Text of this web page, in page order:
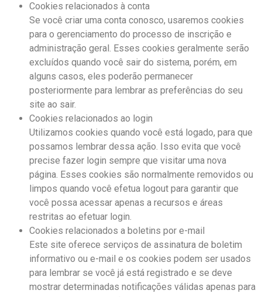
Cookies relacionados à conta
Se você criar uma conta conosco, usaremos cookies
para o gerenciamento do processo de inscrição e
administração geral. Esses cookies geralmente serão
excluídos quando você sair do sistema, porém, em
alguns casos, eles poderão permanecer
posteriormente para lembrar as preferências do seu
site ao sair.
Cookies relacionados ao login
Utilizamos cookies quando você está logado, para que
possamos lembrar dessa ação. Isso evita que você
precise fazer login sempre que visitar uma nova
página. Esses cookies são normalmente removidos ou
limpos quando você efetua logout para garantir que
você possa acessar apenas a recursos e áreas
restritas ao efetuar login.
Cookies relacionados a boletins por e-mail
Este site oferece serviços de assinatura de boletim
informativo ou e-mail e os cookies podem ser usados ​​
para lembrar se você já está registrado e se deve
mostrar determinadas notificações válidas apenas para